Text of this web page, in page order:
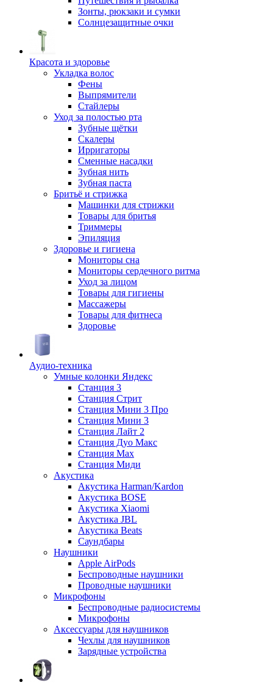
Зонты, рюкзаки и сумки
Солнцезащитные очки
Красота и здоровье
Укладка волос
Фены
Выпрямители
Стайлеры
Уход за полостью рта
Зубные щётки
Скалеры
Ирригаторы
Сменные насадки
Зубная нить
Зубная паста
Бритьё и стрижка
Машинки для стрижки
Товары для бритья
Триммеры
Эпиляция
Здоровье и гигиена
Мониторы сна
Мониторы сердечного ритма
Уход за лицом
Товары для гигиены
Массажеры
Товары для фитнеса
Здоровье
Аудио-техника
Умные колонки Яндекс
Станция 3
Станция Стрит
Станция Мини 3 Про
Станция Мини 3
Станция Лайт 2
Станция Дуо Макс
Станция Max
Станция Миди
Акустика
Акустика Harman/Kardon
Акустика BOSE
Акустика Xiaomi
Акустика JBL
Акустика Beats
Саундбары
Наушники
Apple AirPods
Беспроводные наушники
Проводные наушники
Микрофоны
Беспроводные радиосистемы
Микрофоны
Аксессуары для наушников
Чехлы для наушников
Зарядные устройства